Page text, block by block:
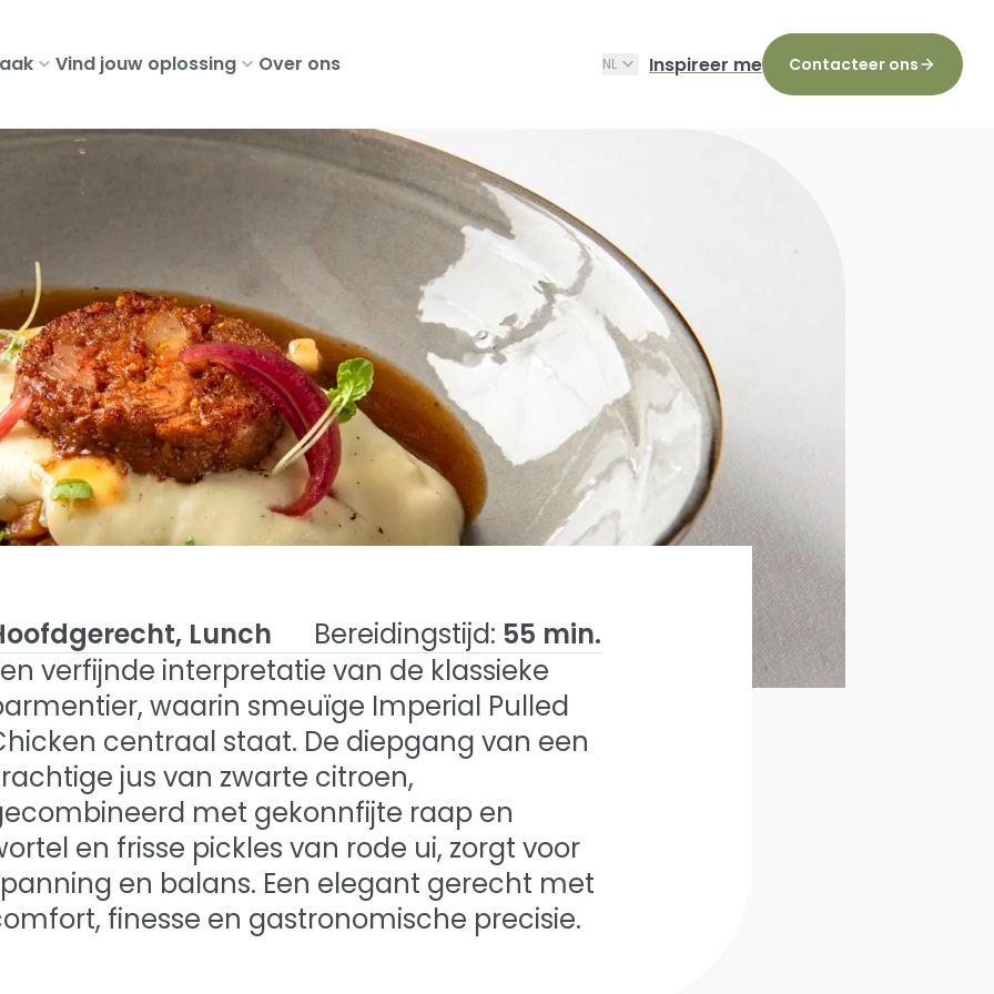
Vind jouw oplossing Over ons NL Inspireer me Contacteer ons
Pulled Chicken Met Jus Van Zwarte
Raap en Wortel, Pickles Van Rode Ui.
Imperial
met jus van
gekonfijte
pickles van
Lunch Bereidingstijd: 55 min.
verfijnde interpretatie van de klassieke
waarin smeuïge Imperial Pulled
centraal staat. De diepgang van een
jus van zwarte citroen,
met gekonnfijte raap en
en frisse pickles van rode ui, zorgt voor
en balans. Een elegant gerecht met
finesse en gastronomische precisie.